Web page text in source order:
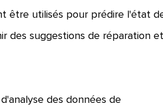
être utilisés pour prédire l'état
des suggestions de réparation
des données de